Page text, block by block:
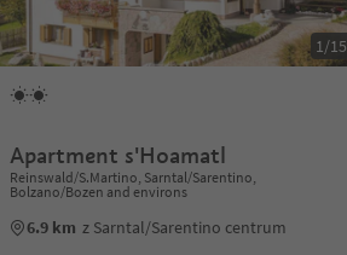
1/15
Apartment s'Hoamatl
Reinswald/S.Martino, Sarntal/Sarentino,
Bolzano/Bozen and environs
6.9 km z Sarntal/Sarentino centrum